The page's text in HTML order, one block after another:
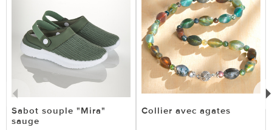
Sabot souple "Mira"
sauge
Collier avec agates